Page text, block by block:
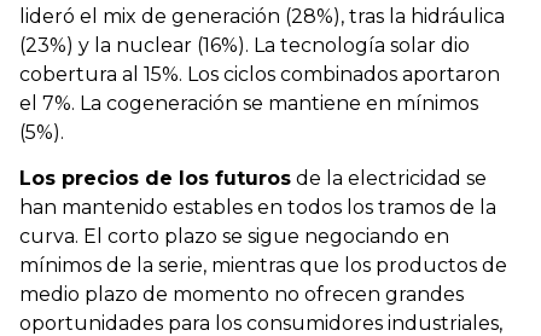
lideró el mix de generación (28%), tras la hidráulica
(23%) y la nuclear (16%). La tecnología solar dio
cobertura al 15%. Los ciclos combinados aportaron
el 7%. La cogeneración se mantiene en mínimos
(5%).
Los precios de los futuros de la electricidad se
han mantenido estables en todos los tramos de la
curva. El corto plazo se sigue negociando en
mínimos de la serie, mientras que los productos de
medio plazo de momento no ofrecen grandes
oportunidades para los consumidores industriales,